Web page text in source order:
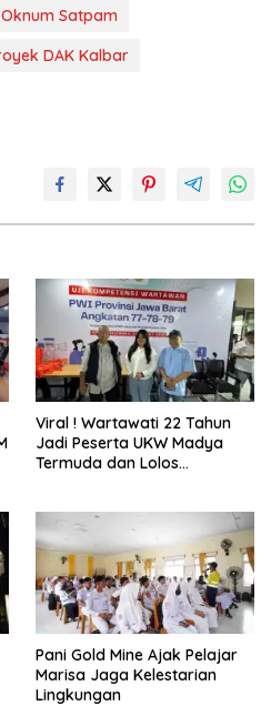
Oknum Satpam
DAK Kalbar
Viral ! Wartawati 22 Tahun
Jadi Peserta UKW Madya
Termuda dan Lolos
Pani Gold Mine Ajak Pelajar
Marisa Jaga Kelestarian
Lingkungan